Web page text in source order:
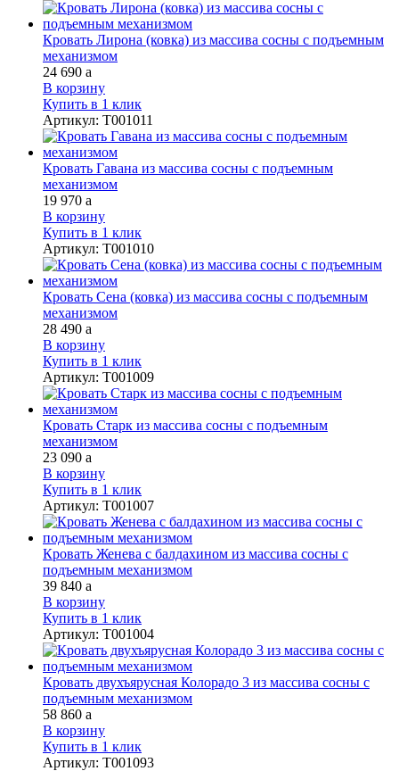
Кровать Лирона (ковка) из массива сосны с подъемным
механизмом
24 690 a
В корзину
Купить в 1 клик
Артикул: Т001011
Кровать Гавана из массива сосны с подъемным
механизмом
19 970 a
В корзину
Купить в 1 клик
Артикул: Т001010
Кровать Сена (ковка) из массива сосны с подъемным
механизмом
28 490 a
В корзину
Купить в 1 клик
Артикул: Т001009
Кровать Старк из массива сосны с подъемным
механизмом
23 090 a
В корзину
Купить в 1 клик
Артикул: Т001007
Кровать Женева с балдахином из массива сосны с
подъемным механизмом
39 840 a
В корзину
Купить в 1 клик
Артикул: Т001004
Кровать двухъярусная Колорадо 3 из массива сосны с
подъемным механизмом
58 860 a
В корзину
Купить в 1 клик
Артикул: Т001093